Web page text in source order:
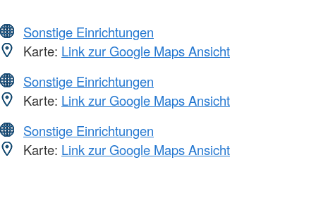
Sonstige Einrichtungen
Karte: Link zur Google Maps Ansicht
Sonstige Einrichtungen
Karte: Link zur Google Maps Ansicht
Sonstige Einrichtungen
Karte: Link zur Google Maps Ansicht